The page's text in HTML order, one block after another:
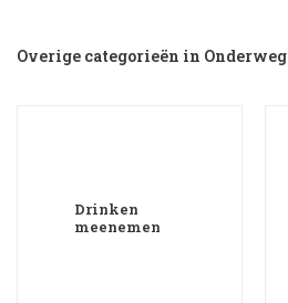
Overige categorieën in Onderweg
Drinken
meenemen